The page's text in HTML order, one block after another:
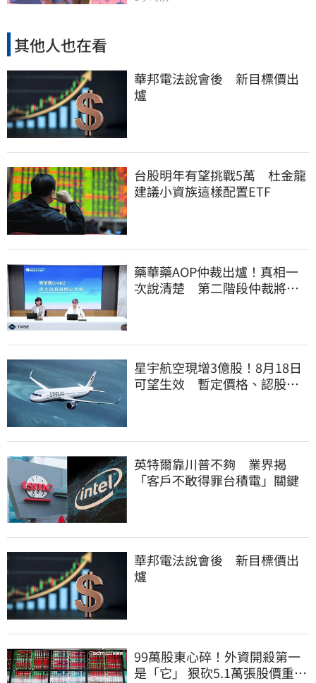
其他人也在看
華邦電法說會後 新目標價出
爐
台股明年有望挑戰5萬 杜金龍
建議小資族這樣配置ETF
藥華藥AOP仲裁出爐！真相一
次說清楚 第二階段仲裁將聲
星宇航空現增3億股！8月18日
可望生效 暫定價格、認股規
英特爾靠川普不夠 業界揭
「客戶不敢得罪台積電」關鍵
華邦電法說會後 新目標價出
爐
99萬股東心碎！外資開殺第一
是「它」 狠砍5.1萬張股價重挫